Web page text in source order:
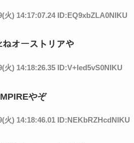
火) 14:17:07.24 ID:EQ9xbZLA0NIKU
ねオーストリアや
火) 14:18:26.35 ID:V+Ied5vS0NIKU
やぞ
火) 14:18:46.01 ID:NEKbRZHcdNIKU